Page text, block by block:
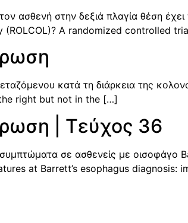
ασθενή στην δεξιά πλαγία θέση
(ROLCOL)? A randomized controlled
κατά τη διάρκεια της
right but not in the […]
| Τεύχος 36
σε ασθενείς με οισοφάγο
at Barrett’s esophagus